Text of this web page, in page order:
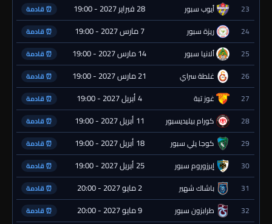
23 أيوب سبور 28 فبراير 2027 - 19:00 ⏰ قادمة
24 ريزة سبور 7 مارس 2027 - 19:00 ⏰ قادمة
25 ألانيا سبور 14 مارس 2027 - 19:00 ⏰ قادمة
26 غلطة سراي 21 مارس 2027 - 19:00 ⏰ قادمة
27 غوز تبة 4 أبريل 2027 - 19:00 ⏰ قادمة
28 كورام بيليديسبور 11 أبريل 2027 - 19:00 ⏰ قادمة
29 كوجا يلي سبور 18 أبريل 2027 - 19:00 ⏰ قادمة
30 إيرزوروم سبور 25 أبريل 2027 - 19:00 ⏰ قادمة
31 باشاك شهير 2 مايو 2027 - 20:00 ⏰ قادمة
32 طرابزون سبور 9 مايو 2027 - 20:00 ⏰ قادمة